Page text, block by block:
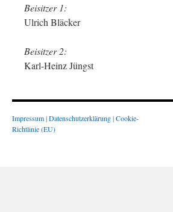
Beisitzer 1:
Ulrich Bläcker
Beisitzer 2:
Karl-Heinz Jüngst
Impressum|Datenschutzerklärung|Cookie-
Richtlinie (EU)